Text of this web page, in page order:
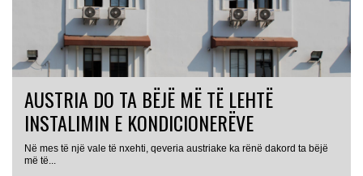
AUSTRIA DO TA BËJË MË TË LEHTË
INSTALIMIN E KONDICIONERËVE
Në mes të një vale të nxehti, qeveria austriake ka rënë dakord ta bëjë
më të...